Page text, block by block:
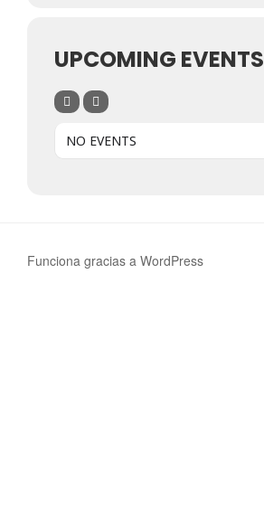
UPCOMING EVENTS
NO EVENTS
Funciona gracias a WordPress